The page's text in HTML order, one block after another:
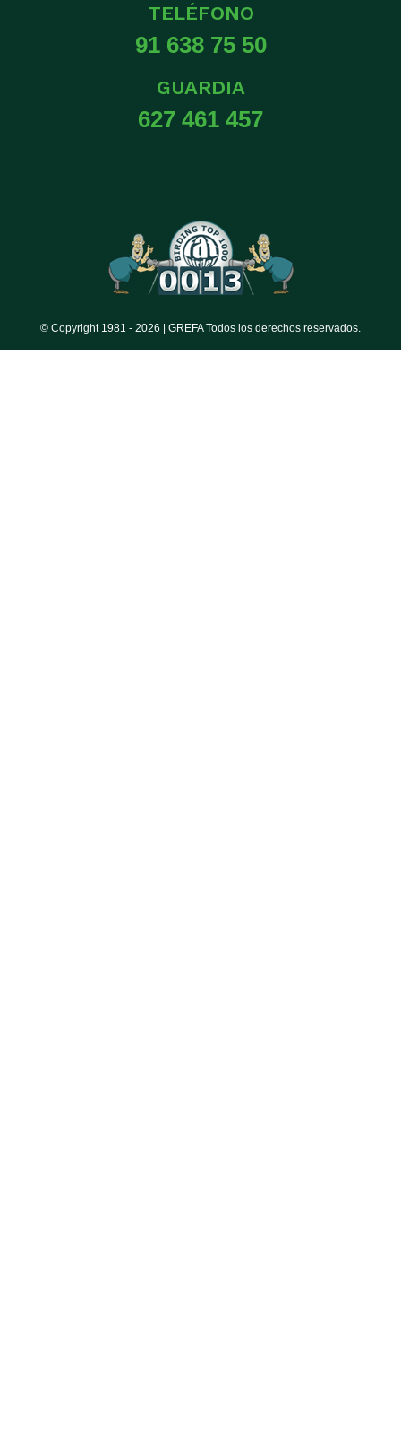
TELÉFONO
91 638 75 50
GUARDIA
627 461 457
© Copyright 1981 - 2026 | GREFA Todos los derechos reservados.